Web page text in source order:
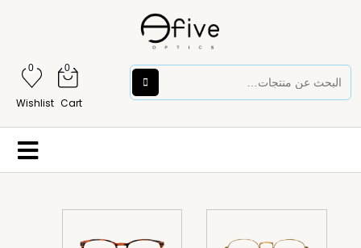
0
Cart
0
Wishlist